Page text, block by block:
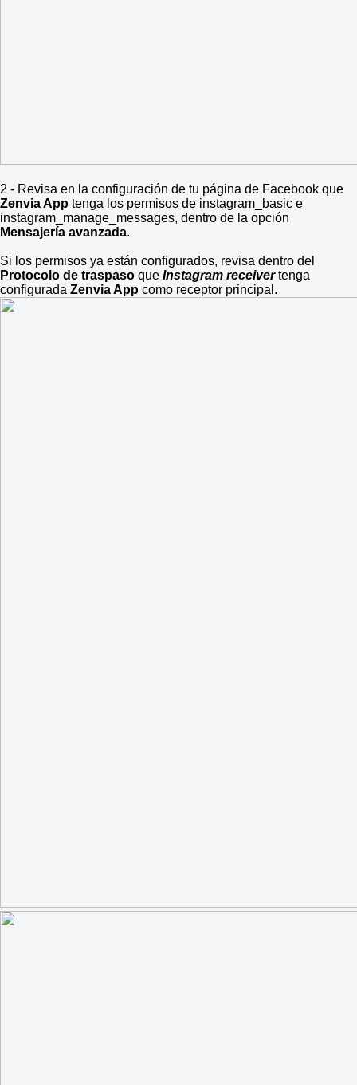
2 - Revisa en la configuración de tu página de Facebook que
Zenvia App tenga los permisos de instagram_basic e
instagram_manage_messages, dentro de la opción
Mensajería avanzada.
Si los permisos ya están configurados, revisa dentro del
Protocolo de traspaso que Instagram receivertenga
configurada Zenvia App como receptor principal.